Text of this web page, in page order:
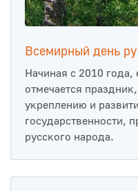
Всемирный день
Начиная с 2010
отмечается
укреплению и
государственности,
русского народа.